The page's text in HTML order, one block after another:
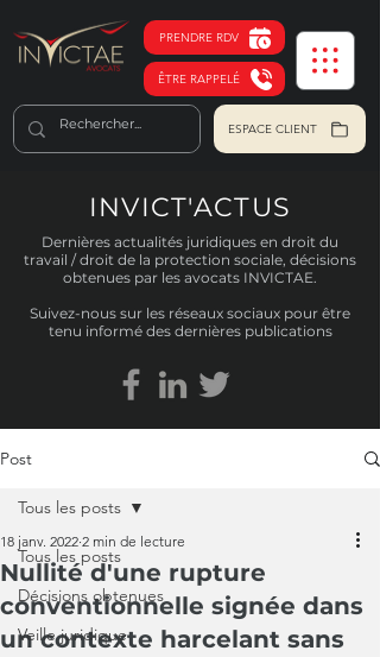
PRENDRE RDV
ÊTRE RAPPELÉ
ESPACE CLIENT
INVICT'ACTUS
Dernières actualités juridiques en droit du
travail / droit de la protection sociale, décisions
obtenues par les avocats INVICTAE.
Suivez-nous sur les réseaux sociaux pour être
tenu informé des dernières publications
Post
Tous les posts
Décisions obtenues
Veille juridique
Tous les posts
Nullité d'une rupture
conventionnelle signée dans
un contexte harcelant sans
18 janv. 2022 2 min de lecture